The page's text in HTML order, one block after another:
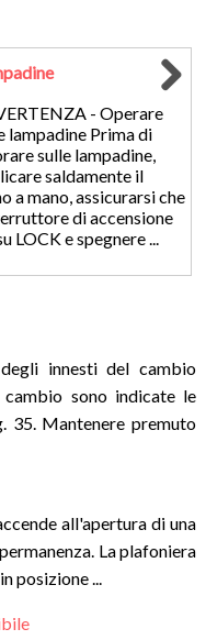
- Operare
lampadine Prima di
sulle lampadine,
saldamente il
a mano, assicurarsi che
di accensione
LOCK e spegnere ...
innesti del cambio
sono indicate le
35. Mantenere premuto
all'apertura di una
La plafoniera
posizione ...